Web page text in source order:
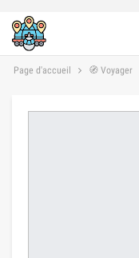
Page d'accueil 🧭 Voyager